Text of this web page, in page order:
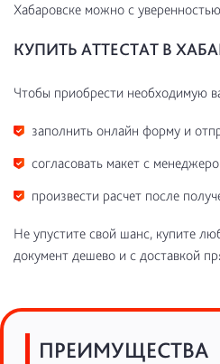
Хабаровске можно с уверенностью
КУПИТЬ АТТЕСТАТ В
Чтобы приобрести необходимую
заполнить онлайн форму и
согласовать макет с
произвести расчет после
Не упустите свой шанс, купите
документ дешево и с доставкой
ПРЕИМУЩЕСТВА